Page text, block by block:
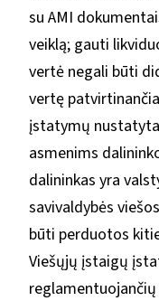
su AMI
veiklą; gauti
vertė negali būti
vertę
įstatymų
asmenims
dalininkas yra
savivaldybės
būti perduotos
Viešųjų įstaigų